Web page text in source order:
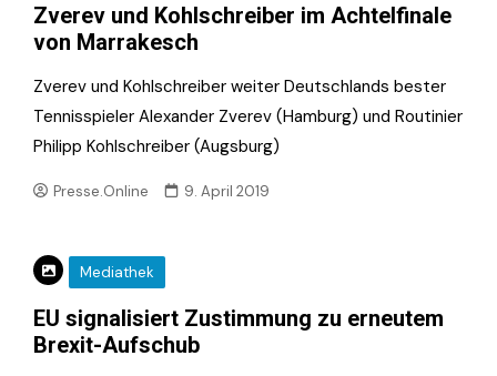
Zverev und Kohlschreiber im Achtelfinale
von Marrakesch
Zverev und Kohlschreiber weiter Deutschlands bester
Tennisspieler Alexander Zverev (Hamburg) und Routinier
Philipp Kohlschreiber (Augsburg)
Presse.Online 9. April 2019
Mediathek
EU signalisiert Zustimmung zu erneutem
Brexit-Aufschub